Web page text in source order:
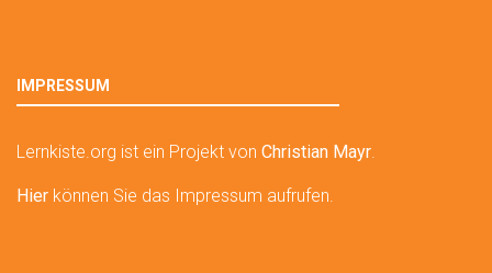
IMPRESSUM
Lernkiste.org ist ein Projekt von Christian Mayr.
Hier können Sie das Impressum aufrufen.